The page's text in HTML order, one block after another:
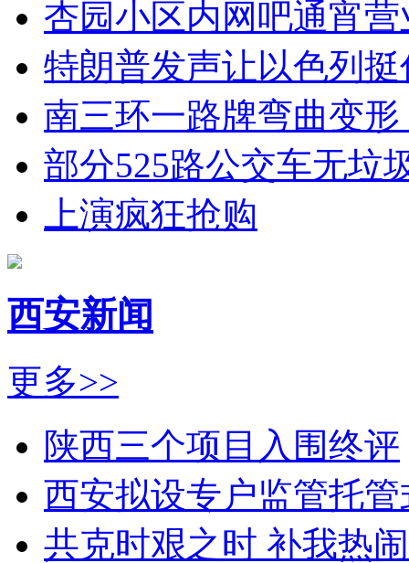
杏园小区内网吧通宵
特朗普发声让以色列挺
南三环一路牌弯曲变
部分525路公交车无垃
上演疯狂抢购
西安新闻
更多>>
陕西三个项目入围终评
西安拟设专户监管托
共克时艰之时 补我热